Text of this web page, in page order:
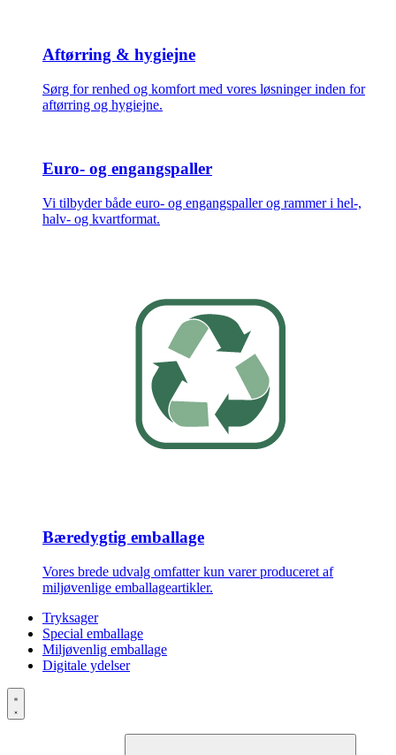
Aftørring & hygiejne
Sørg for renhed og komfort med vores løsninger inden for
aftørring og hygiejne.
Euro- og engangspaller
Vi tilbyder både euro- og engangspaller og rammer i hel-,
halv- og kvartformat.
Bæredygtig emballage
Vores brede udvalg omfatter kun varer produceret af
miljøvenlige emballageartikler.
Tryksager
Special emballage
Miljøvenlig emballage
Digitale ydelser